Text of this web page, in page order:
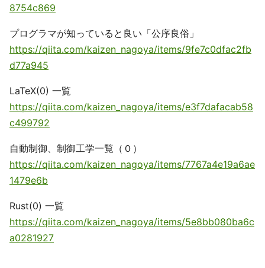
8754c869
プログラマが知っていると良い「公序良俗」
https://qiita.com/kaizen_nagoya/items/9fe7c0dfac2fb
d77a945
LaTeX(0) 一覧
https://qiita.com/kaizen_nagoya/items/e3f7dafacab58
c499792
自動制御、制御工学一覧（０）
https://qiita.com/kaizen_nagoya/items/7767a4e19a6ae
1479e6b
Rust(0) 一覧
https://qiita.com/kaizen_nagoya/items/5e8bb080ba6c
a0281927